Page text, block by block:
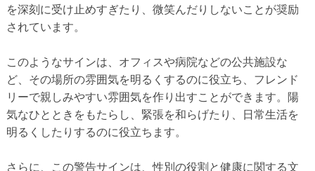
を深刻に受け止めすぎたり、微笑んだりしないことが奨励
されています。
このようなサインは、オフィスや病院などの公共施設な
ど、その場所の雰囲気を明るくするのに役立ち、フレンド
リーで親しみやすい雰囲気を作り出すことができます。陽
気なひとときをもたらし、緊張を和らげたり、日常生活を
明るくしたりするのに役立ちます。
さらに、この警告サインは、性別の役割と健康に関する文